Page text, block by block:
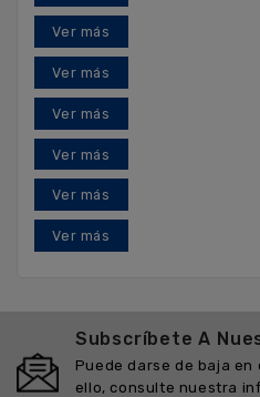
Subscríbete A
Noticias
Puede darse de baja en
ello, consulte nuestra